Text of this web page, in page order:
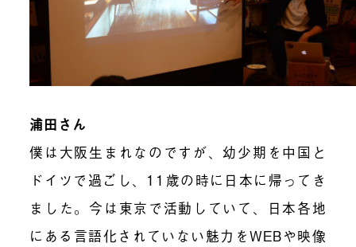
浦田さん
僕は大阪生まれなのですが、幼少期を中国と
ドイツで過ごし、 11 歳の時に日本に帰ってき
ました。今は東京で活動していて、日本各地
にある言語化されていない魅力をWEBや映像